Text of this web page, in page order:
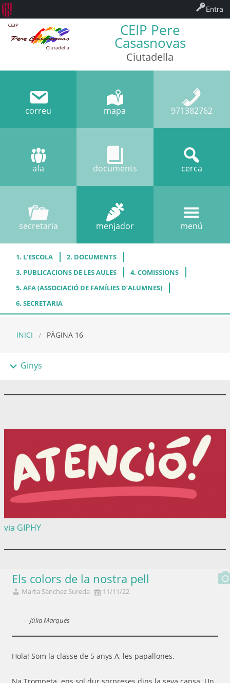
CEIP Pere
Casasnovas
Ciutadella
correu mapa 971382762
afa documents cerca
secretaria menjador menú
1. L’ESCOLA
2. DOCUMENTS
3. PUBLICACIONS DE LES AULES
4. COMISSIONS
5. AFA (ASSOCIACIÓ DE FAMÍLIES D’ALUMNES)
6. SECRETARIA
INICI PÀGINA 16
Ginys
via GIPHY
Els colors de la nostra pell
Marta Sánchez Sureda 11/11/22
Júlia Marqués
Hola! Som la classe de 5 anys A, les papallones.
Na Trompeta ens sol dur sorpreses dins la seva capsa. Un
Entra